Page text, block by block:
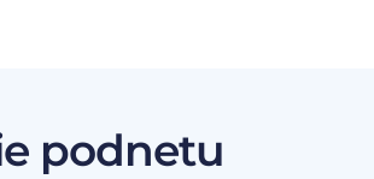
podnetu